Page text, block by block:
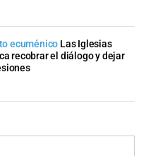
ecuménico Las Iglesias
recobrar el diálogo y dejar